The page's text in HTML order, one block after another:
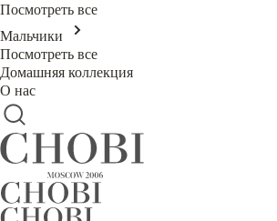
Посмотреть все
Мальчики
Посмотреть все
Домашняя коллекция
О нас